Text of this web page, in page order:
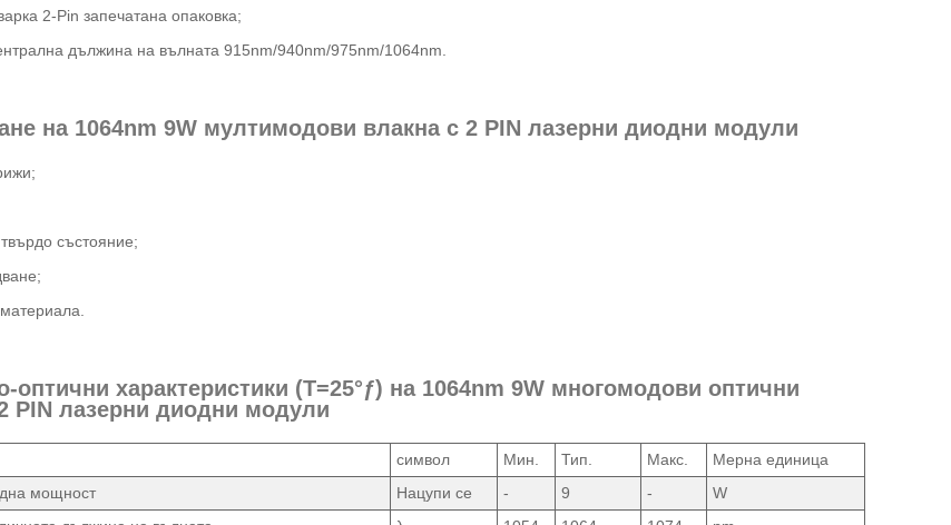
2-Pin запечатана опаковка;
дължина на вълната 915nm/940nm/975nm/1064nm.
на 1064nm 9W мултимодови влакна с 2 PIN лазерни диодни модули
състояние;
оптични характеристики (T=25°ƒ) на 1064nm 9W многомодови оптични
PIN лазерни диодни модули
символ Мин. Тип. Макс.
Мерна единица
мощност
Нацупи се - 9 -
W